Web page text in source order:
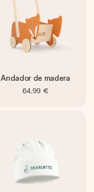
Andador de madera
64,99 €